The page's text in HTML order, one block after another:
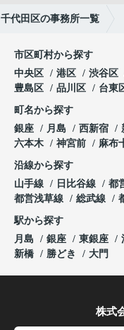
千代田区の事務所一覧
市区町村から探す
中央区
港区 渋谷区
豊島区
品川区 台東
町名から探す
銀座
月島 西新宿
六本木
神宮前 麻布
沿線から探す
山手線
日比谷線 都
都営浅草線
総武線
駅から探す
月島
銀座 東銀座
新橋
勝どき 大門
株式